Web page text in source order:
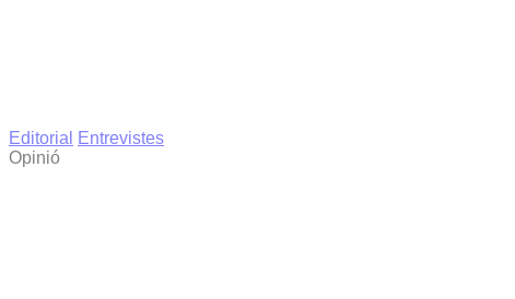
Editorial
Entrevistes
Opinió